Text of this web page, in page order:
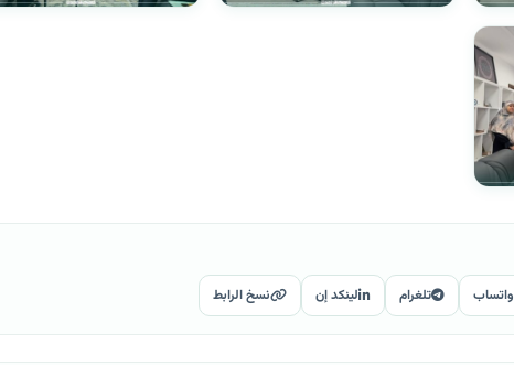
واتساب تلغرام لينكد إن نسخ الرابط